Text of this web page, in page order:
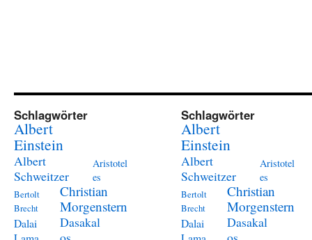
Schlagwörter
Albert
Einstein
Albert
Schweitzer
Aristotel
es
Bertolt
Brecht
Christian
Morgenstern
Dalai
Dasakal
Schlagwörter
Albert
Einstein
Albert
Schweitzer
Aristotel
es
Bertolt
Brecht
Christian
Morgenstern
Dalai
Dasakal